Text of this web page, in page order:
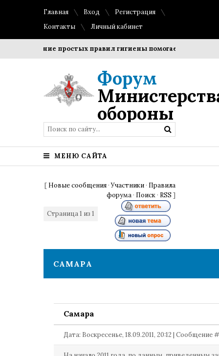
Главная Вход
Регистрация
Контакты
Личный кабинет
простых правил гигиены помогает сохранить
Форум
обороны
МЕНЮ САЙТА
[ Новые сообщения ·Участники · Правила
форума · Поиск · RSS ]
Страница1 из 1
САМАРА
Самара
Дата: Воскресенье, 18.09.2011, 20:12 | Сообщение